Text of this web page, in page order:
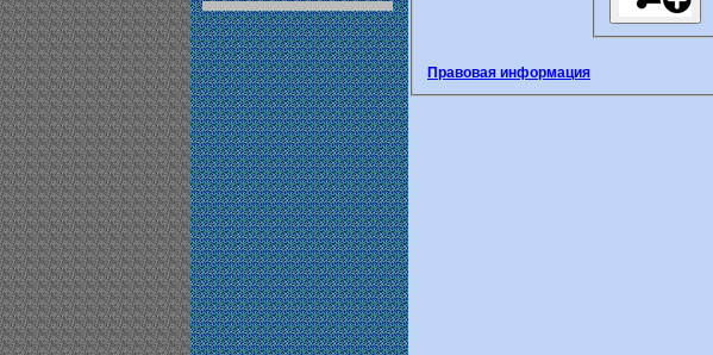
Правовая информация